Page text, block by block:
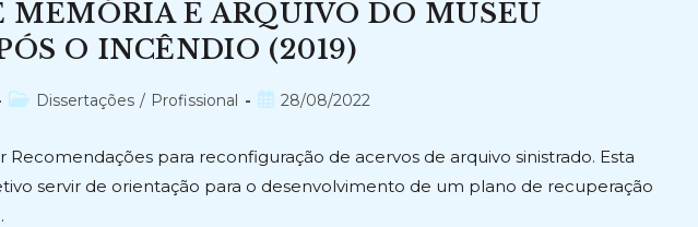
MEMÓRIA E ARQUIVO DO MUSEU
O INCÊNDIO (2019)
Categoria
Dissertações / Profissional
Post28/08/2022
Recomendações para reconfiguração de acervos de arquivo sinistrado. Esta
servir de orientação para o desenvolvimento de um plano de recuperação